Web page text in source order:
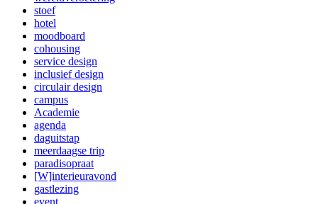
stoef
hotel
moodboard
cohousing
service design
inclusief design
circulair design
campus
Academie
agenda
daguitstap
meerdaagse trip
paradisopraat
[W]interieuravond
gastlezing
event